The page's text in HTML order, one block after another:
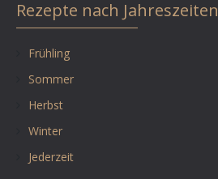
Rezepte nach Jahreszeiten
Frühling
Sommer
Herbst
Winter
Jederzeit